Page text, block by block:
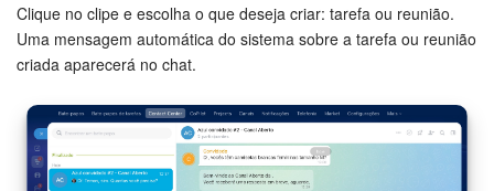
Clique no clipe e escolha o que deseja criar: tarefa ou reunião.
Uma mensagem automática do sistema sobre a tarefa ou reunião
criada aparecerá no chat.